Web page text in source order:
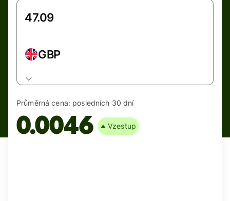
GBP
Průměrná cena: posledních 30 dní
0.0046 Vzestup